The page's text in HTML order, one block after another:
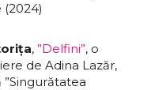
(2024)
, ”Delfini”, o
de Adina Lazăr,
”Singurătatea